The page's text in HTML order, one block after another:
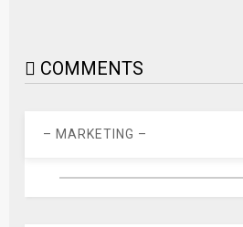
COMMENTS
– MARKETING –